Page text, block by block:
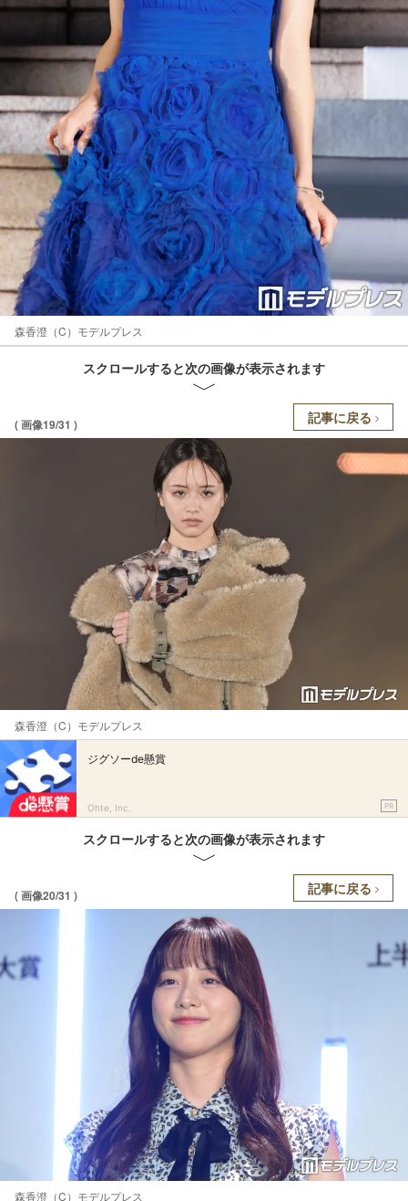
森香澄（C）モデルプレス
スクロールすると次の画像が表示されます
( 画像19/31 ) 記事に戻る
森香澄（C）モデルプレス
ジグソーde懸賞
Ohte, Inc. PR
スクロールすると次の画像が表示されます
( 画像20/31 ) 記事に戻る
森香澄（C）モデルプレス